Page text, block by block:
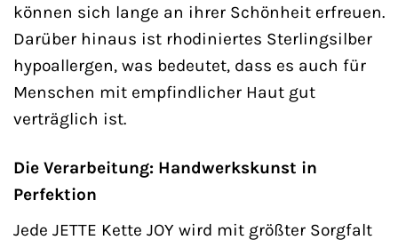
können sich lange an ihrer Schönheit erfreuen.
Darüber hinaus ist rhodiniertes Sterlingsilber
hypoallergen, was bedeutet, dass es auch für
Menschen mit empfindlicher Haut gut
verträglich ist.
Die Verarbeitung: Handwerkskunst in
Perfektion
Jede JETTE Kette JOY wird mit größter Sorgfalt